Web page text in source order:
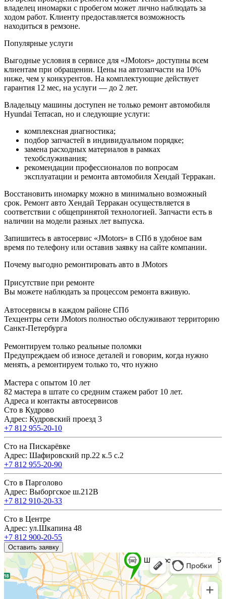
владелец иномарки с пробегом может лично наблюдать за
ходом работ. Клиенту предоставляется возможность
находиться в ремзоне.
Популярные услуги
Выгодные условия в сервисе для «JMotors» доступны всем
клиентам при обращении. Цены на автозапчасти на 10%
ниже, чем у конкурентов. На комплектующие действует
гарантия 12 мес, на услуги — до 2 лет.
Владельцу машины доступен не только ремонт автомобиля
Hyundai Terracan, но и следующие услуги:
комплексная диагностика;
подбор запчастей в индивидуальном порядке;
замена расходных материалов в рамках
техобслуживания;
рекомендации профессионалов по вопросам
эксплуатации и ремонта автомобиля Хендай Терракан.
Восстановить иномарку можно в минимально возможный
срок. Ремонт авто Хендай Терракан осуществляется в
соответствии с общепринятой технологией. Запчасти есть в
наличии на модели разных лет выпуска.
Запишитесь в автосервис «JMotors» в СПб в удобное вам
время по телефону или оставив заявку на сайте компании.
Почему выгодно ремонтировать авто в JMotors
Присутствие при ремонте
Вы можете наблюдать за процессом ремонта вживую.
Автосервисы в каждом районе СПб
Техцентры сети JMotors полностью обслуживают территорию
Санкт-Петербурга
Ремонтируем только реальные поломки
Предупреждаем об износе деталей и говорим, когда нужно
менять, а ремонтируем только то, что нужно
Мастера с опытом 10 лет
82 мастера в штате со средним стажем работ 10 лет.
Адреса и контакты автосервисов
Сто в Кудрово
Адрес: Кудровский проезд 3
+7 812 955-20-10
Сто на Пискарёвке
Адрес: Шафировский пр.22 к.5 с.2
+7 812 955-20-90
Сто в Парголово
Адрес: Выборгское ш.212В
+7 812 910-20-33
Сто в Центре
Адрес: ул.Шкапина 48
+7 812 900-20-55
Оставить заявку